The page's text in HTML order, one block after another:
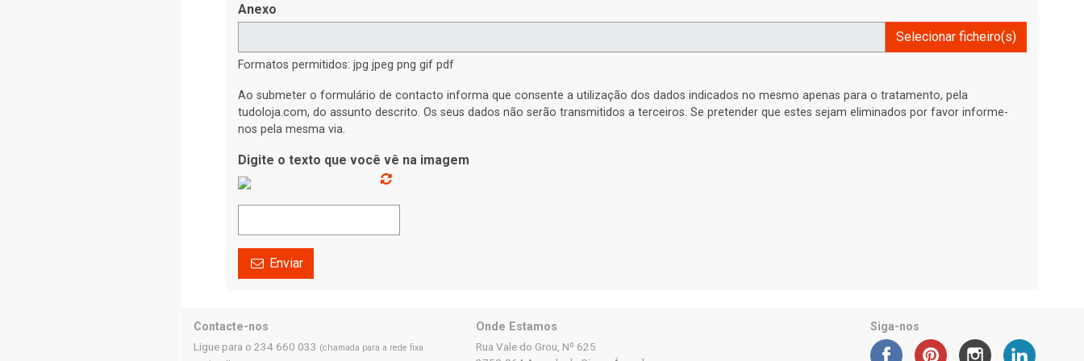
Anexo
Selecionar ficheiro(s)
Formatos permitidos: jpg jpeg png gif pdf
Ao submeter o formulário de contacto informa que consente a utilização dos dados indicados no mesmo apenas para o tratamento, pela
tudoloja.com, do assunto descrito. Os seus dados não serão transmitidos a terceiros. Se pretender que estes sejam eliminados por favor informe-
nos pela mesma via.
Digite o texto que você vê na imagem
Enviar
Contacte-nos
Ligue para o 234 660 033 (chamada para a rede fixa
Onde Estamos
Rua Vale do Grou, Nº 625
Siga-nos